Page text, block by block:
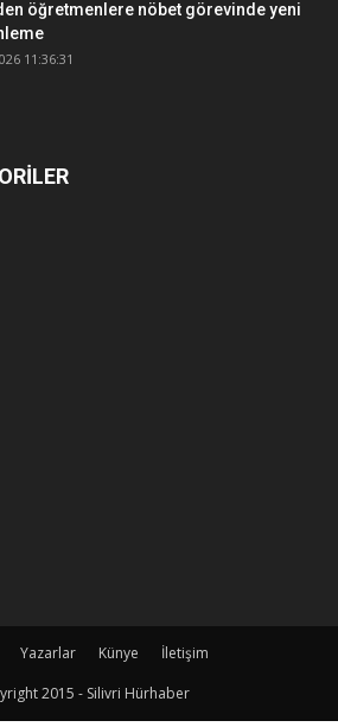
öğretmenlere nöbet görevinde yeni
11:36:31
Yazarlar Künye
İletişim
2015 - Silivri Hürhaber